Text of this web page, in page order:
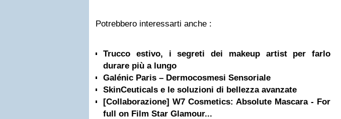
Potrebbero interessarti anche :
Trucco estivo, i segreti dei makeup artist per farlo
durare più a lungo
Galénic Paris – Dermocosmesi Sensoriale
SkinCeuticals e le soluzioni di bellezza avanzate
[Collaborazione] W7 Cosmetics: Absolute Mascara - For
full on Film Star Glamour...